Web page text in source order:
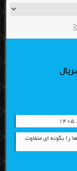
را بگونه ای متفاوت